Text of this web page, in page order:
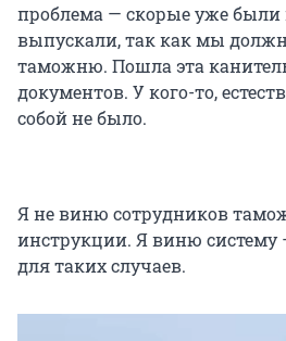
проблема — скорые уже были
выпускали, так как мы
таможню. Пошла эта
документов. У кого-то,
собой не было.
Я не виню сотрудников
инструкции. Я виню систему
для таких случаев.